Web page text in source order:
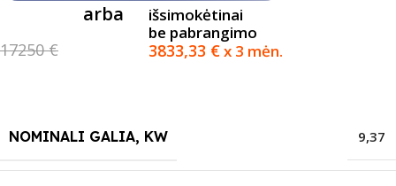
17250 €
arba
išsimokėtinai
be pabrangimo
3833,33 €x 3 mėn.
NOMINALI GALIA, KW 9,37